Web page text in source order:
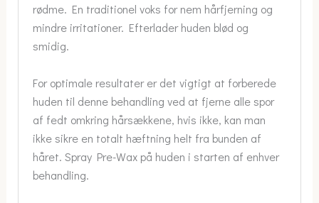
rødme. En traditionel voks for nem hårfjerning og
mindre irritationer. Efterlader huden blød og
smidig.
For optimale resultater er det vigtigt at forberede
huden til denne behandling ved at fjerne alle spor
af fedt omkring hårsækkene, hvis ikke, kan man
ikke sikre en totalt hæftning helt fra bunden af
håret. Spray Pre-Wax på huden i starten af enhver
behandling.